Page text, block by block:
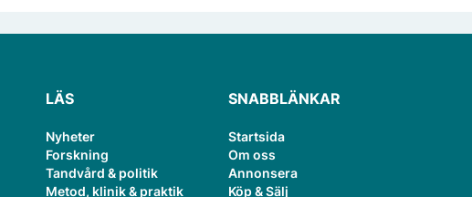
LÄS
Nyheter
Forskning
Tandvård & politik
Metod, klinik & praktik
SNABBLÄNKAR
Startsida
Om oss
Annonsera
Köp & Sälj